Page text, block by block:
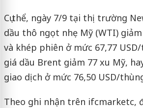
Cụ thể, ngày 7/9 tại thị trường
dầu thô ngọt nhẹ Mỹ (WTI) giảm
và khép phiên ở mức 67,77
giá dầu Brent giảm 77 xu Mỹ,
giao dịch ở mức 76,50 USD/
Theo ghi nhận trên ifcmarketc,